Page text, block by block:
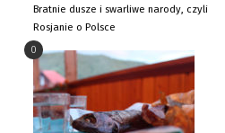
Bratnie dusze i swarliwe narody, czyli
Rosjanie o Polsce
0